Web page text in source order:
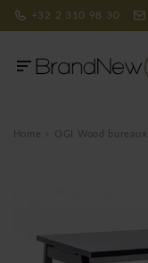
+32 2 310 98 30
Home OGI Wood bureaux